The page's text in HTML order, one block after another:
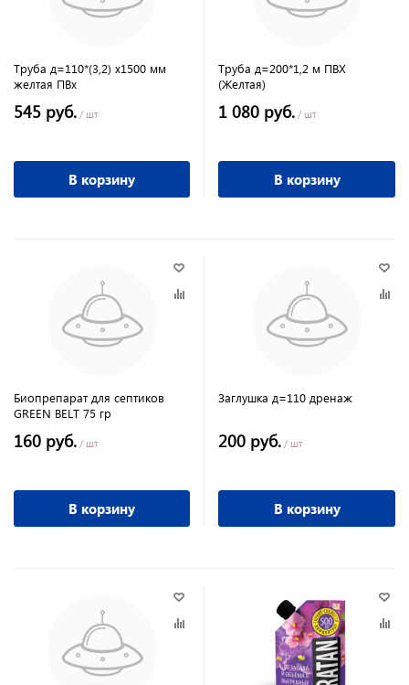
Труба д=110*(3,2) х1500 мм
желтая ПВх
545 руб. / шт
В корзину
Труба д=200*1,2 м ПВХ
(Желтая)
1 080 руб. / шт
В корзину
Биопрепарат для септиков
GREEN BELT 75 гр
160 руб. / шт
В корзину
Заглушка д=110 дренаж
200 руб. / шт
В корзину